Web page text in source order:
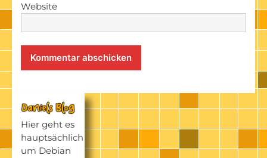
Website
Hier geht es
hauptsächlich
um Debian